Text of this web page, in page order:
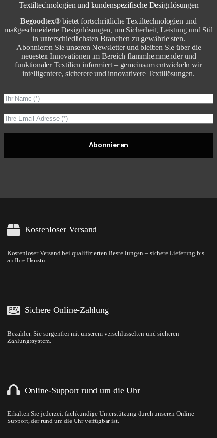
Textiltechnologien und kundenspezifische Designlösungen
Begoodtex® bietet fortschrittliche Textiltechnologien und
maßgeschneiderte Designlösungen, um Sicherheit, Leistung und Stil
in unterschiedlichsten Branchen zu gewährleisten.
Abonnieren Sie unseren Newsletter und bleiben Sie über die
neuesten Innovationen im Bereich flammhemmender und
funktionaler Textilien informiert – gemeinsam entwickeln wir
intelligentere, sicherere und innovativere Textillösungen.
Abonnieren
Kostenloser Versand
Kostenloser Versand bei qualifizierten Bestellungen – sichere Lieferung bis
an Ihre Haustür.
Sichere Online-Zahlung
Bezahlen Sie sorgenfrei mit unserem verschlüsselten und sicheren
Zahlungssystem.
Online-Support rund um die Uhr
Erhalten Sie jederzeit fachkundige Unterstützung durch unseren Online-
Support, der rund um die Uhr verfügbar ist.